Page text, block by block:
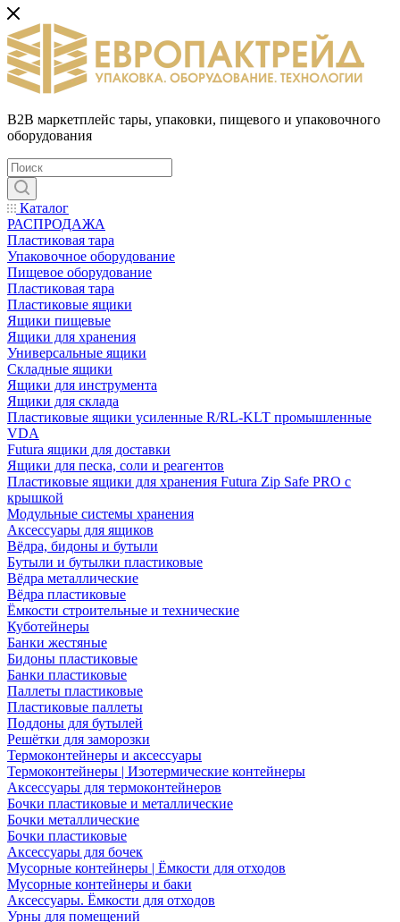
B2B маркетплейс тары, упаковки, пищевого и упаковочного
оборудования
Каталог
РАСПРОДАЖА
Пластиковая тара
Упаковочное оборудование
Пищевое оборудование
Пластиковая тара
Пластиковые ящики
Ящики пищевые
Ящики для хранения
Универсальные ящики
Складные ящики
Ящики для инструмента
Ящики для склада
Пластиковые ящики усиленные R/RL-KLT промышленные
VDA
Futura ящики для доставки
Ящики для песка, соли и реагентов
Пластиковые ящики для хранения Futura Zip Safe PRO с
крышкой
Модульные системы хранения
Аксессуары для ящиков
Вёдра, бидоны и бутыли
Бутыли и бутылки пластиковые
Вёдра металлические
Вёдра пластиковые
Ёмкости строительные и технические
Куботейнеры
Банки жестяные
Бидоны пластиковые
Банки пластиковые
Паллеты пластиковые
Пластиковые паллеты
Поддоны для бутылей
Решётки для заморозки
Термоконтейнеры и аксессуары
Термоконтейнеры | Изотермические контейнеры
Аксессуары для термоконтейнеров
Бочки пластиковые и металлические
Бочки металлические
Бочки пластиковые
Аксессуары для бочек
Мусорные контейнеры | Ёмкости для отходов
Мусорные контейнеры и баки
Аксессуары. Ёмкости для отходов
Урны для помещений